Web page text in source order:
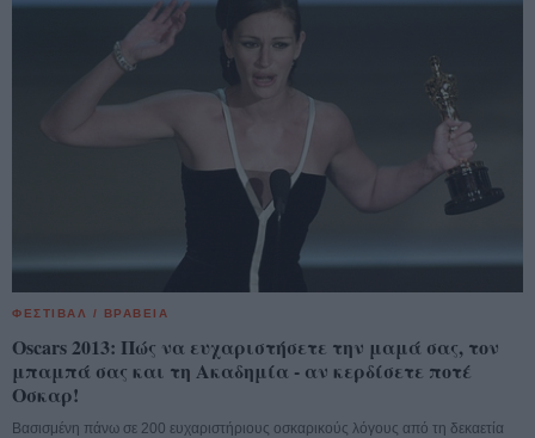
ΦΕΣΤΙΒΑΛ / ΒΡΑΒΕΙΑ
Oscars 2013: Πώς να ευχαριστήσετε την μαμά σας, τον
μπαμπά σας και τη Ακαδημία - αν κερδίσετε ποτέ
Οσκαρ!
Βασισμένη πάνω σε 200 ευχαριστήριους οσκαρικούς λόγους από τη δεκαετία